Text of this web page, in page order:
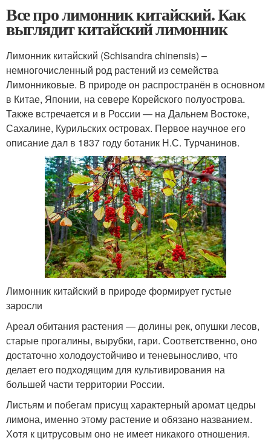
Все про лимонник китайский. Как
выглядит китайский лимонник
Лимонник китайский (Schisandra chinensis) –
немногочисленный род растений из семейства
Лимонниковые. В природе он распространён в основном
в Китае, Японии, на севере Корейского полуострова.
Также встречается и в России — на Дальнем Востоке,
Сахалине, Курильских островах. Первое научное его
описание дал в 1837 году ботаник Н.С. Турчанинов.
Лимонник китайский в природе формирует густые
заросли
Ареал обитания растения — долины рек, опушки лесов,
старые прогалины, вырубки, гари. Соответственно, оно
достаточно холодоустойчиво и теневыносливо, что
делает его подходящим для культивирования на
большей части территории России.
Листьям и побегам присущ характерный аромат цедры
лимона, именно этому растение и обязано названием.
Хотя к цитрусовым оно не имеет никакого отношения.